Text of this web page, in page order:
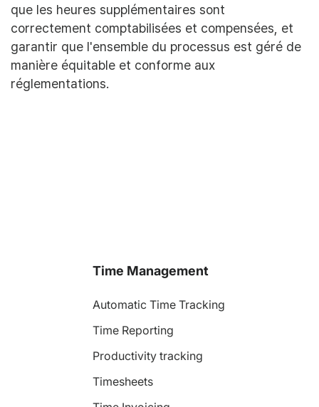
que les heures supplémentaires sont
correctement comptabilisées et compensées, et
garantir que l'ensemble du processus est géré de
manière équitable et conforme aux
réglementations.
Time Management
Automatic Time Tracking
Time Reporting
Productivity tracking
Timesheets